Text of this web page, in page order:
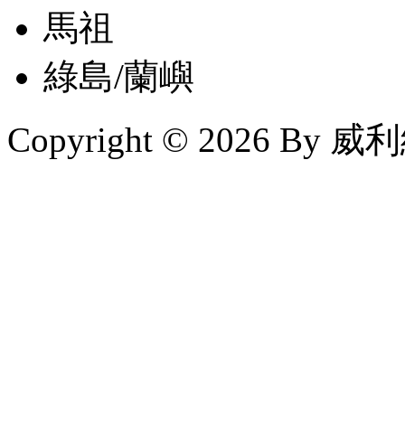
馬祖
綠島/蘭嶼
Copyright © 2026 By 威